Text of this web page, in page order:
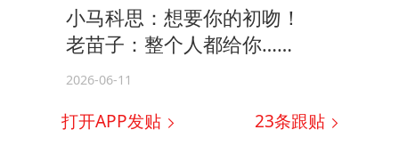
小马科思：想要你的初吻！
老苗子：整个人都给你……
2026-06-11
打开APP发贴 23条跟贴